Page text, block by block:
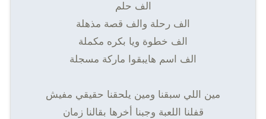
الف حلم
الف رحلة والف قصة مذهلة
الف خطوة ويا بكره مكملة
الف اسم هايبقوا ماركة مسجلة
مين اللي سبقنا ومين يلحقنا حقيقي مفيش
قفلنا اللعبة وجبنا أخرها بقالنا زمان